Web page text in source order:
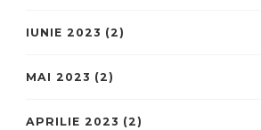
IUNIE 2023 (2)
MAI 2023 (2)
APRILIE 2023 (2)